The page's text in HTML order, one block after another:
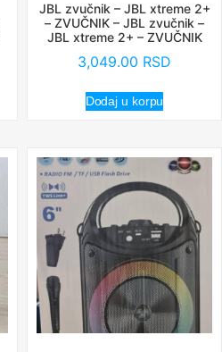
JBL zvučnik – JBL xtreme 2+
– ZVUČNIK – JBL zvučnik –
JBL xtreme 2+ – ZVUČNIK
3,049.00 RSD
Dodaj u korpu